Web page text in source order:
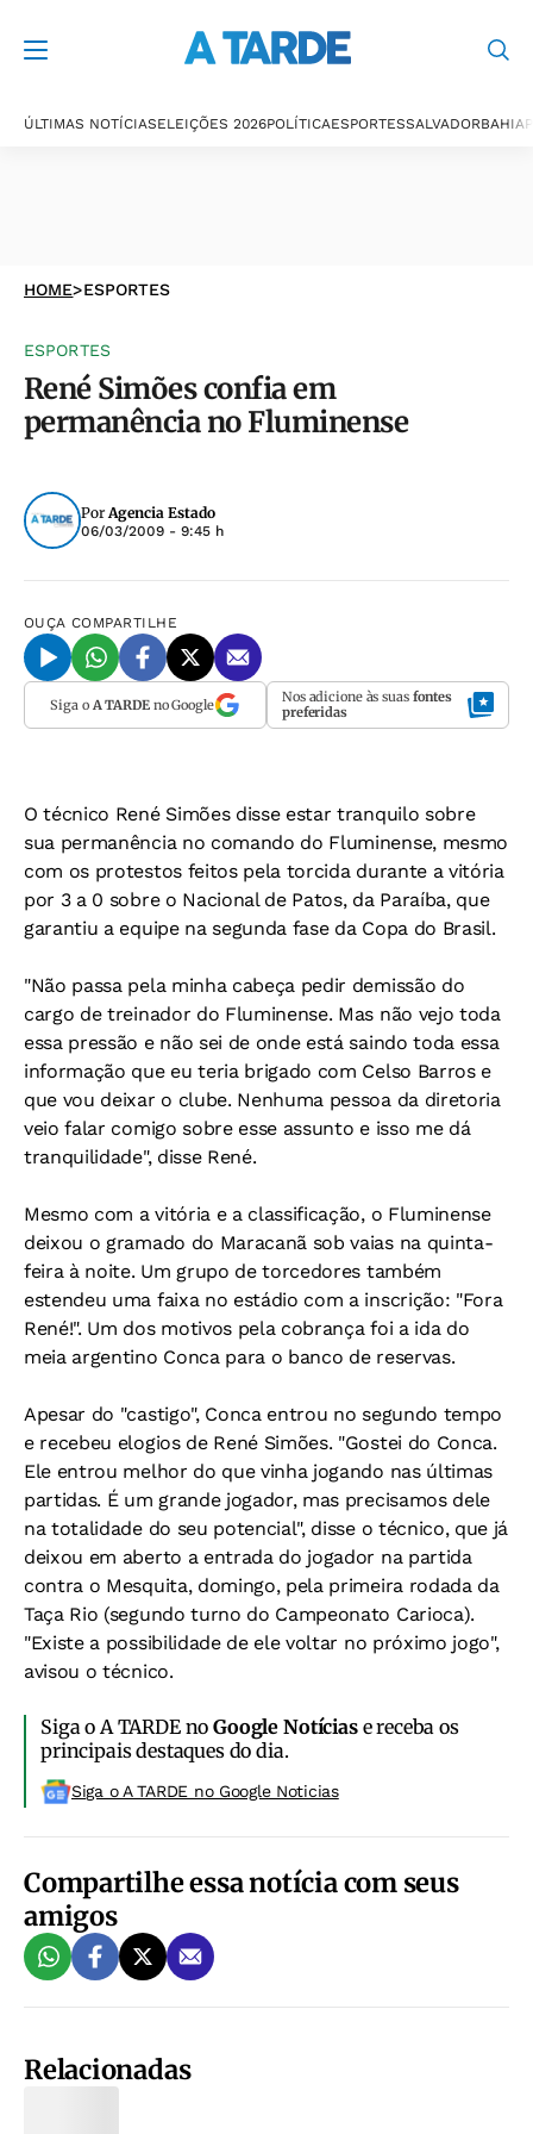
ÚLTIMAS NOTÍCIASELEIÇÕES 2026POLÍTICAESPORTESSALVADORBAHIA
HOME>ESPORTES
ESPORTES
René Simões confia em
permanência no Fluminense
PorAgencia Estado
06/03/2009 - 9:45 h
OUÇA COMPARTILHE
Siga o A TARDEno Google Nos adicione às suas fontes
preferidas
O técnico René Simões disse estar tranquilo sobre
sua permanência no comando do Fluminense, mesmo
com os protestos feitos pela torcida durante a vitória
por 3 a 0 sobre o Nacional de Patos, da Paraíba, que
garantiu a equipe na segunda fase da Copa do Brasil.
"Não passa pela minha cabeça pedir demissão do
cargo de treinador do Fluminense. Mas não vejo toda
essa pressão e não sei de onde está saindo toda essa
informação que eu teria brigado com Celso Barros e
que vou deixar o clube. Nenhuma pessoa da diretoria
veio falar comigo sobre esse assunto e isso me dá
tranquilidade", disse René.
Mesmo com a vitória e a classificação, o Fluminense
deixou o gramado do Maracanã sob vaias na quinta-
feira à noite. Um grupo de torcedores também
estendeu uma faixa no estádio com a inscrição: "Fora
René!". Um dos motivos pela cobrança foi a ida do
meia argentino Conca para o banco de reservas.
Apesar do "castigo", Conca entrou no segundo tempo
e recebeu elogios de René Simões. "Gostei do Conca.
Ele entrou melhor do que vinha jogando nas últimas
partidas. É um grande jogador, mas precisamos dele
na totalidade do seu potencial", disse o técnico, que já
deixou em aberto a entrada do jogador na partida
contra o Mesquita, domingo, pela primeira rodada da
Taça Rio (segundo turno do Campeonato Carioca).
"Existe a possibilidade de ele voltar no próximo jogo",
avisou o técnico.
Siga o A TARDE noGoogle Notíciase receba os
principais destaques do dia.
Siga o A TARDE no Google Noticias
Compartilhe essa notícia com seus
amigos
Relacionadas